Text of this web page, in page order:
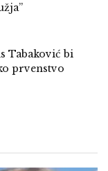
Tabaković bi
prvenstvo